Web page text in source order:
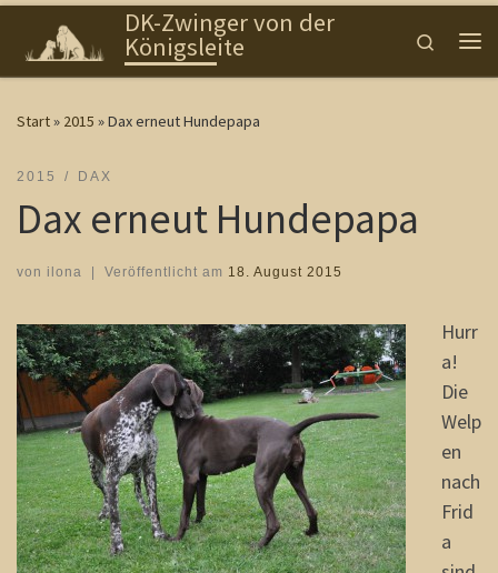
Zum Inhalt springenDK-Zwinger von der
Königsleite
Search
Start» 2015 »Dax erneut Hundepapa
2015 DAX
Dax erneut Hundepapa
von ilona Veröffentlicht am 18. August 2015
Hurr
a!
Die
Welp
en
nach
Frid
a